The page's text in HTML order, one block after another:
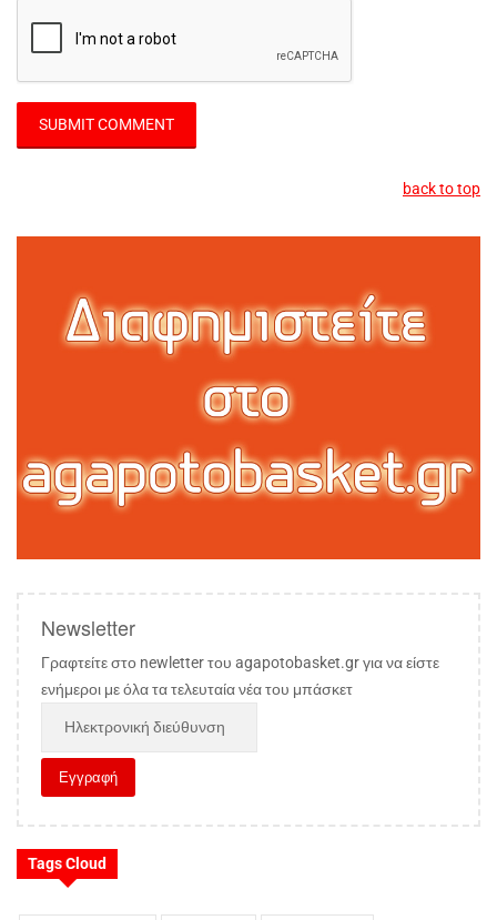
back to top
Newsletter
Γραφτείτε στο newletter του agapotobasket.gr για να είστε
ενήμεροι με όλα τα τελευταία νέα του μπάσκετ
Tags Cloud